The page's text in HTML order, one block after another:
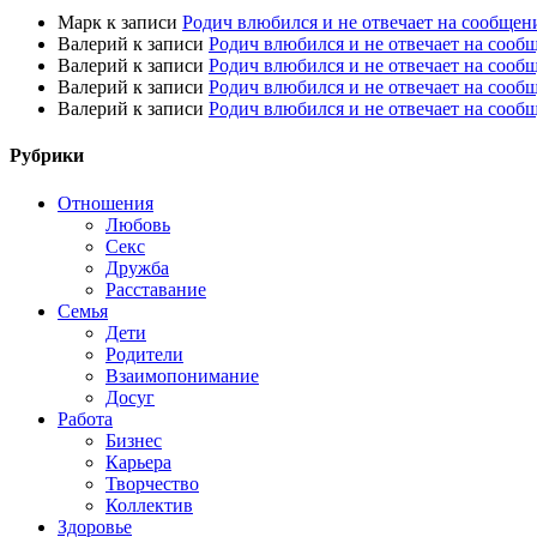
Марк к записи Родич влюбился и не отвечает на
Валерий к записи Родич влюбился и не отвечает на
Валерий к записи Родич влюбился и не отвечает на
Валерий к записи Родич влюбился и не отвечает на
Валерий к записи Родич влюбился и не отвечает на
Рубрики
Отношения
Любовь
Секс
Дружба
Расставание
Семья
Дети
Родители
Взаимопонимание
Досуг
Работа
Бизнес
Карьера
Творчество
Коллектив
Здоровье